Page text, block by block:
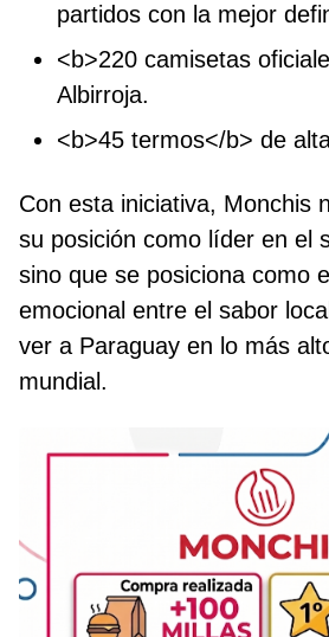
partidos con la mejor
<b>220 camisetas
Albirroja.
<b>45 termos</b> de
Con esta iniciativa, Monchis
su posición como líder en el
sino que se posiciona como
emocional entre el sabor
ver a Paraguay en lo más
mundial.